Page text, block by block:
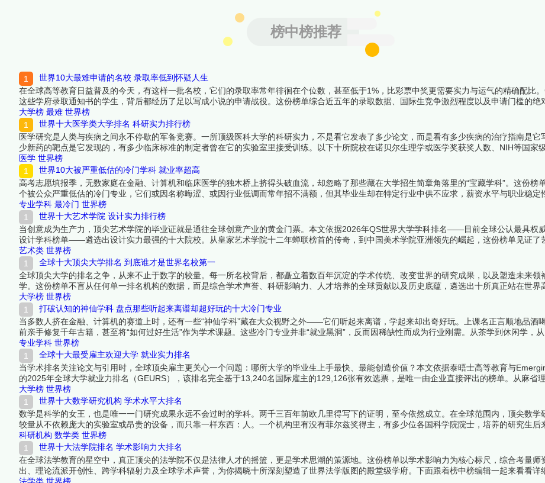
榜中榜推荐
世界10大最难申请的名校 录取率低到怀疑人生
在全球高等教育日益普及的今天，有这样一批名校，它们的录取率常年徘徊在个位数，甚至低于1%，比彩票中奖更需要实力与运气的精确配比
这些学府录取通知书的学生，背后都经历了足以写成小说的申请战役。这份榜单综合近五年的录取数据、国际生竞争激烈程度以及申请门槛的绝
选出十所让全球最优秀的申请者都寝食难安的世界名校。进入这些学府，意味着在二十岁之前就完成了一次人生的终极闯关。下面跟着榜中榜编
看详细名单吧！
大学榜 最难 世界榜
世界十大医学类大学排名 科研实力排行榜
医学研究是人类与疾病之间永不停歇的军备竞赛。一所顶级医科大学的科研实力，不是看它发表了多少论文，而是看有多少疾病的治疗指南是它
少新药的靶点是它发现的，有多少临床标准的制定者曾在它的实验室里接受训练。以下十所院校在诺贝尔生理学或医学奖获奖人数、NIH等国家级
获批额度、临床医学顶刊论文发表量和高被引学者密度四个维度上长期占据全球前列，它们共同构成了当代医学研究的第一梯队。下面跟着榜中
来看看详细名单吧！
医学 世界榜
世界10大被严重低估的冷门学科 就业率超高
高考志愿填报季，无数家庭在金融、计算机和临床医学的独木桥上挤得头破血流，却忽略了那些藏在大学招生简章角落里的“宝藏学科”。这份榜
个被公众严重低估的冷门专业，它们或因名称晦涩、或因行业低调而常年招不满额，但其毕业生却在特定行业中供不应求，薪资水平与职业稳定
热门专业。在少有人走的路上，竞争更少、机会更多，这些学科的真正价值正等着被重新发现。下面跟着榜中榜编辑一起来看看详细名单吧！
专业学科 最冷门 世界榜
世界十大艺术学院 设计实力排行榜
当创意成为生产力，顶尖艺术学院的毕业证就是通往全球创意产业的黄金门票。本文依据2026年QS世界大学学科排名——目前全球公认最具权
设计学科榜单——遴选出设计实力最强的十大院校。从皇家艺术学院十二年蝉联榜首的传奇，到中国美术学院亚洲领先的崛起，这份榜单见证了
育从传统技艺向跨学科创新的转型浪潮。下面跟着榜中榜编辑一起来看看详细名单吧！
艺术类 世界榜
全球十大顶尖大学排名 到底谁才是世界名校第一
全球顶尖大学的排名之争，从来不止于数字的较量。每一所名校背后，都矗立着数百年沉淀的学术传统、改变世界的研究成果，以及塑造未来领
学。这份榜单不盲从任何单一排名机构的数据，而是综合学术声誉、科研影响力、人才培养的全球贡献以及历史底蕴，遴选出十所真正站在世界
字塔尖的学府。它们之间的位次或许有争议，但每一所的入选都无可辩驳——这里诞生的，是人类文明的下一章。下面跟着榜中榜编辑一起来看
吧！
大学榜 世界榜
打破认知的神仙学科 盘点那些听起来离谱却超好玩的十大冷门专业
当多数人挤在金融、计算机的赛道上时，还有一些“神仙学科”藏在大众视野之外——它们听起来离谱，学起来却出奇好玩。上课名正言顺地品酒
前亲手修复千年古籍，甚至将“如何过好生活”作为学术课题。这些冷门专业并非“就业黑洞”，反而因稀缺性而成为行业刚需。从茶学到休闲学，从
文物修复，它们的存在提醒我们：大学的意义不只是找饭碗，更是找到热爱。下面跟着榜中榜编辑一起来看看详细名单吧！
专业学科 世界榜
全球十大最受雇主欢迎大学 就业实力排名
当学术排名关注论文与引用时，全球顶尖雇主更关心一个问题：哪所大学的毕业生上手最快、最能创造价值？本文依据泰晤士高等教育与
的2025年全球大学就业力排名（GEURS），该排名完全基于13,240名国际雇主的129,126张有效选票，是唯一由企业直接评出的榜单。从麻省理
统治力到东京大学的亚洲突围，这份就业实力十强榜单，是毕业生求职竞争力的终极参照。下面跟着榜中榜编辑一起来看看详细名单吧！
大学榜 世界榜
世界十大数学研究机构 学术水平大排名
数学是科学的女王，也是唯一一门研究成果永远不会过时的学科。两千三百年前欧几里得写下的证明，至今依然成立。在全球范围内，顶尖数学
较量从不依赖庞大的实验室或昂贵的设备，而只靠一样东西：人。一个机构里有没有菲尔兹奖得主，有多少位各国科学院院士，培养的研究生后
——这些硬指标比任何综合排名都更能说明问题。以下十所机构在过去半个世纪中持续产出着改变数学面貌的成果，它们是全球数学研究者公认
面跟着榜中榜编辑一起来看看详细名单吧！
科研机构 数学类 世界榜
世界十大法学院排名 学术影响力大排名
在全球法学教育的星空中，真正顶尖的法学院不仅是法律人才的摇篮，更是学术思潮的策源地。这份榜单以学术影响力为核心标尺，综合考量师
出、理论流派开创性、跨学科辐射力及全球学术声誉，为你揭晓十所深刻塑造了世界法学版图的殿堂级学府。下面跟着榜中榜编辑一起来看看详
法学类 世界榜